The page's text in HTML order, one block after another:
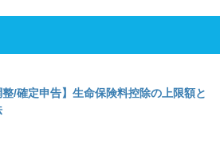
整/確定申告】生命保険料控除の上限額と